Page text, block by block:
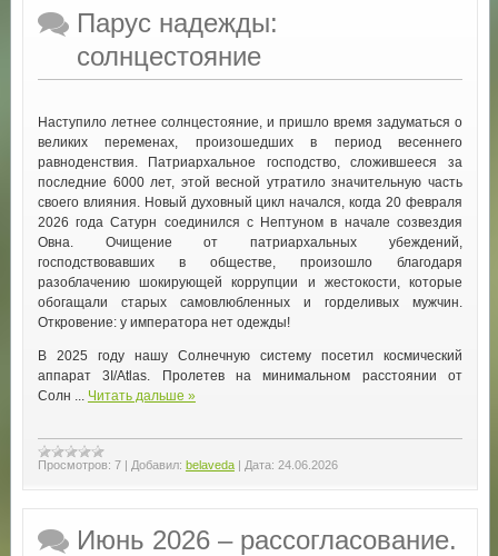
Парус надежды:
солнцестояние
Наступило летнее солнцестояние, и пришло время задуматься о
великих переменах, произошедших в период весеннего
равноденствия. Патриархальное господство, сложившееся за
последние 6000 лет, этой весной утратило значительную часть
своего влияния. Новый духовный цикл начался, когда 20 февраля
2026 года Сатурн соединился с Нептуном в начале созвездия
Овна. Очищение от патриархальных убеждений,
господствовавших в обществе, произошло благодаря
разоблачению шокирующей коррупции и жестокости, которые
обогащали старых самовлюбленных и горделивых мужчин.
Откровение: у императора нет одежды!
В 2025 году нашу Солнечную систему посетил космический
аппарат 3I/Atlas. Пролетев на минимальном расстоянии от
Солн ... Читать дальше »
Просмотров: 7 | Добавил: belaveda | Дата: 24.06.2026
Июнь 2026 – рассогласование.